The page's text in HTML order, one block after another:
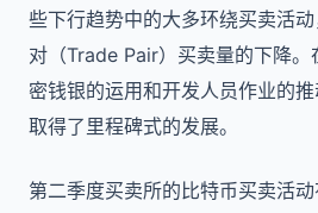
些下行趋势中的大多环绕买卖活
对（Trade Pair）买卖量的下降。
密钱银的运用和开发人员作业的
取得了里程碑式的发展。
第二季度买卖所的比特币买卖活